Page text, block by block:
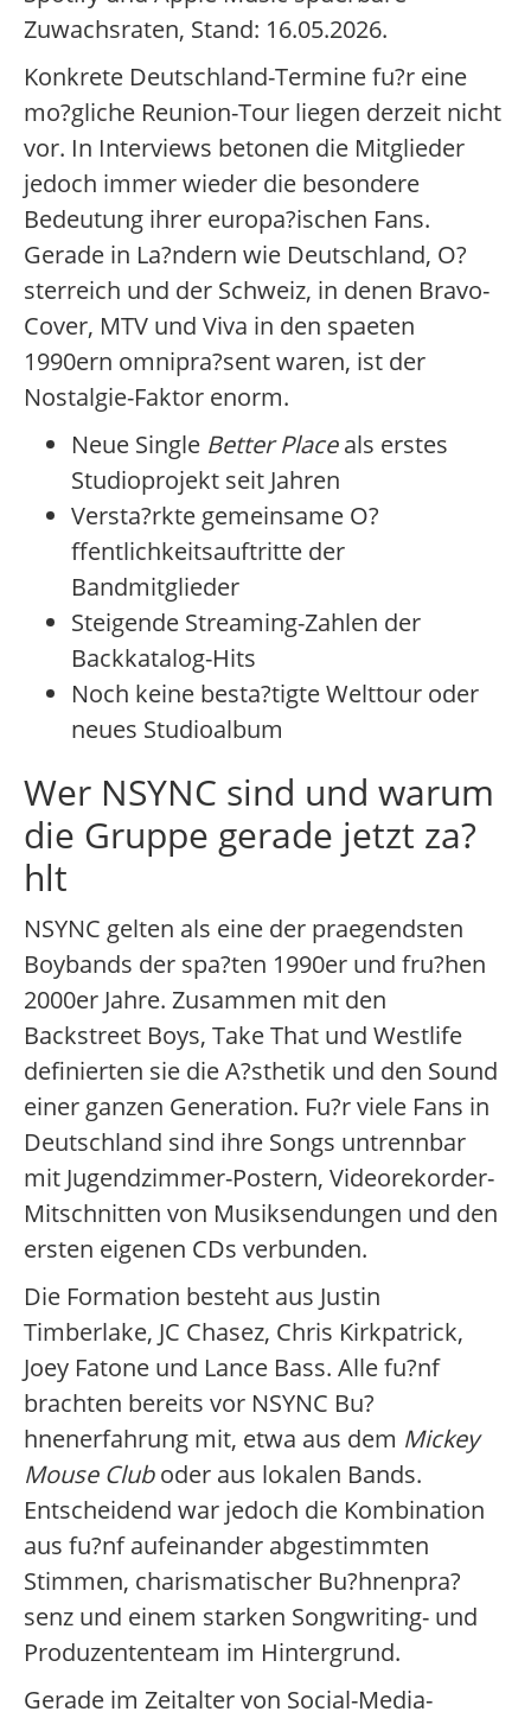
Zuwachsraten, Stand: 16.05.2026.
Konkrete Deutschland-Termine fu?r eine
mo?gliche Reunion-Tour liegen derzeit nicht
vor. In Interviews betonen die Mitglieder
jedoch immer wieder die besondere
Bedeutung ihrer europa?ischen Fans.
Gerade in La?ndern wie Deutschland, O?
sterreich und der Schweiz, in denen Bravo-
Cover, MTV und Viva in den spaeten
1990ern omnipra?sent waren, ist der
Nostalgie-Faktor enorm.
Neue Single Better Placeals erstes
Studioprojekt seit Jahren
Versta?rkte gemeinsame O?
ffentlichkeitsauftritte der
Bandmitglieder
Steigende Streaming-Zahlen der
Backkatalog-Hits
Noch keine besta?tigte Welttour oder
neues Studioalbum
Wer NSYNC sind und warum
die Gruppe gerade jetzt za?
hlt
NSYNC gelten als eine der praegendsten
Boybands der spa?ten 1990er und fru?hen
2000er Jahre. Zusammen mit den
Backstreet Boys, Take That und Westlife
definierten sie die A?sthetik und den Sound
einer ganzen Generation. Fu?r viele Fans in
Deutschland sind ihre Songs untrennbar
mit Jugendzimmer-Postern, Videorekorder-
Mitschnitten von Musiksendungen und den
ersten eigenen CDs verbunden.
Die Formation besteht aus Justin
Timberlake, JC Chasez, Chris Kirkpatrick,
Joey Fatone und Lance Bass. Alle fu?nf
brachten bereits vor NSYNC Bu?
hnenerfahrung mit, etwa aus dem Mickey
Mouse Cluboder aus lokalen Bands.
Entscheidend war jedoch die Kombination
aus fu?nf aufeinander abgestimmten
Stimmen, charismatischer Bu?hnenpra?
senz und einem starken Songwriting- und
Produzententeam im Hintergrund.
Gerade im Zeitalter von Social-Media-